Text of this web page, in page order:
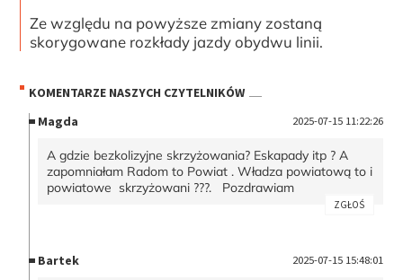
Ze względu na powyższe zmiany zostaną
skorygowane rozkłady jazdy obydwu linii.
KOMENTARZE NASZYCH CZYTELNIKÓW
Magda
2025-07-15 11:22:26
A gdzie bezkolizyjne skrzyżowania? Eskapady itp ? A
zapomniałam Radom to Powiat . Władza powiatową to i
powiatowe skrzyżowani ???. Pozdrawiam
ZGŁOŚ
Bartek 2025-07-15 15:48:01